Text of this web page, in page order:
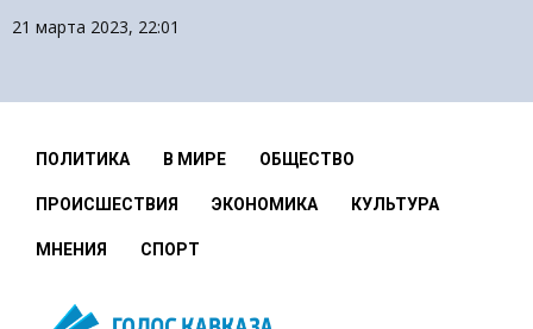
21 марта 2023, 22:01
ПОЛИТИКА В МИРЕ ОБЩЕСТВО
ПРОИСШЕСТВИЯ ЭКОНОМИКА КУЛЬТУРА
МНЕНИЯ СПОРТ